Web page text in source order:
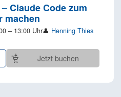
Claude Code zum
machen
– 13:00 Uhr👤 Henning Thies
Jetzt buchen